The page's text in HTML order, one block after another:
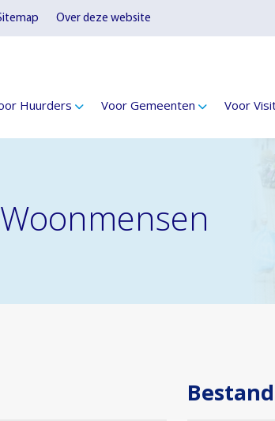
Over deze website
Huurders Voor Gemeenten Voor